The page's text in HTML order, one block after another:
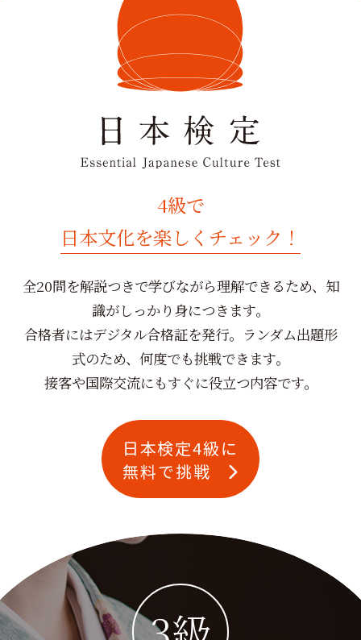
4級で
日本文化を楽しくチェック！
全20問を解説つきで学びながら理解できるため、知
識がしっかり身につきます。
合格者にはデジタル合格証を発行。ランダム出題形
式のため、何度でも挑戦できます。
接客や国際交流にもすぐに役立つ内容です。
日本検定4級に
無料で挑戦